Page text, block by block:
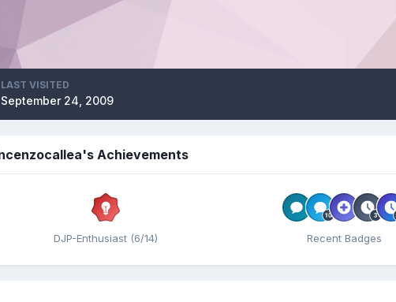
LAST VISITED
September 24, 2009
Achievements
DJP-Enthusiast (6/14) Recent Badges